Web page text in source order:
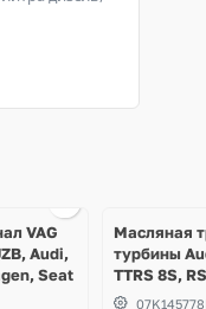
VAG
Audi,
Seat
Масляная
турбины
TTRS 8S,
Formentor